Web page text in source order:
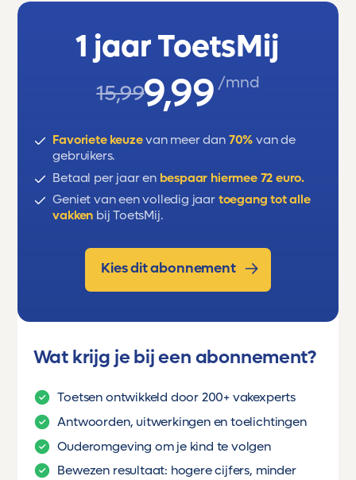
1 jaar ToetsMij
15,999,99 /mnd
Favoriete keuzevan meer dan 70% van de
gebruikers.
Betaal per jaar en bespaar hiermee 72 euro.
Geniet van een volledig jaar toegang tot alle
vakken bij ToetsMij.
Kies dit abonnement
Wat krijg je bij een abonnement?
Toetsen ontwikkeld door 200+ vakexperts
Antwoorden, uitwerkingen en toelichtingen
Ouderomgeving om je kind te volgen
Bewezen resultaat: hogere cijfers, minder